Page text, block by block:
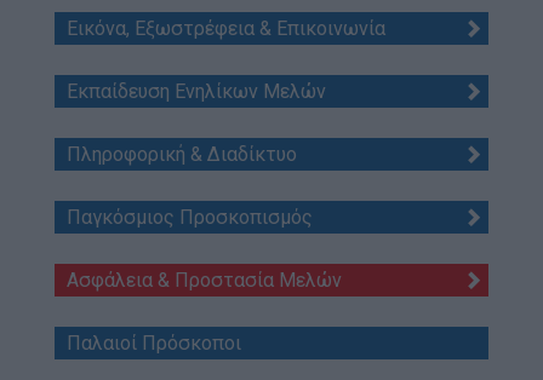
Ομάδα Διάσωσης Άγριας Ζωής
Πώς να συμμετέχετε
Βρείτε μας
Νέα & Blog
Νέα
Ευκαιρίες Καριέρας
Επικοινωνία
Εικόνα, Εξωστρέφεια & Επικοινωνία
Εκπαίδευση Ενηλίκων Μελών
Πληροφορική & Διαδίκτυο
Παγκόσμιος Προσκοπισμός
Ασφάλεια & Προστασία Μελών
Παλαιοί Πρόσκοποι